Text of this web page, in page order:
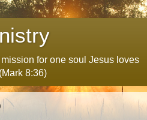
for one soul Jesus loves
8:36)